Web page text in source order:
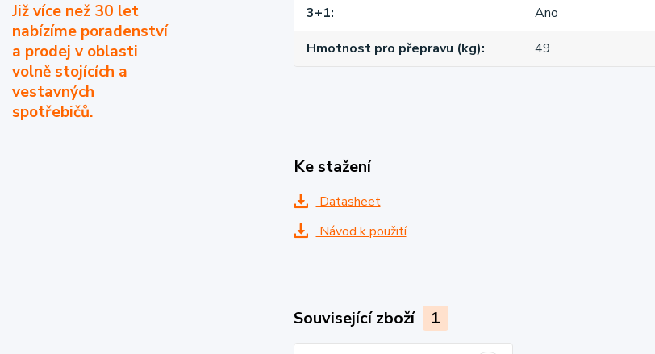
Již více než 30 let
nabízíme poradenství
a prodej v oblasti
volně stojících a
vestavných
spotřebičů.
3+1
Ano
Hmotnost pro přepravu (kg)
49
Ke stažení
Datasheet
Návod k použití
Související zboží 1